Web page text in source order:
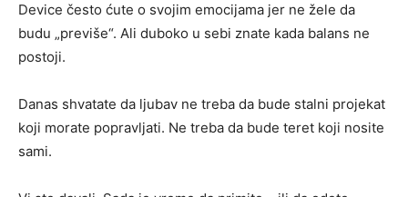
Device često ćute o svojim emocijama jer ne žele da
budu „previše“. Ali duboko u sebi znate kada balans ne
postoji.
Danas shvatate da ljubav ne treba da bude stalni projekat
koji morate popravljati. Ne treba da bude teret koji nosite
sami.